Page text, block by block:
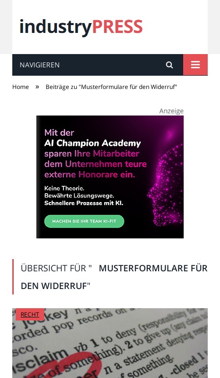
industryPRESS
NAVIGIEREN
Home » Beiträge zu "Musterformulare für den Widerruf"
ÜBERSICHT FÜR "
MUSTERFORMULARE FÜR
DEN WIDERRUF"
RECHT